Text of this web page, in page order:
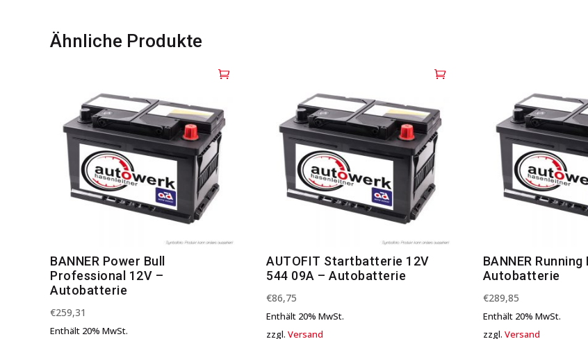
Ähnliche Produkte
BANNER Power Bull
Professional 12V –
Autobatterie
€259,31
Enthält 20% MwSt.
AUTOFIT Startbatterie 12V
544 09A – Autobatterie
€86,75
Enthält 20% MwSt.
zzgl.Versand
BANNER
Autobatterie
€289,85
Enthält 20% MwSt.
zzgl. Versand